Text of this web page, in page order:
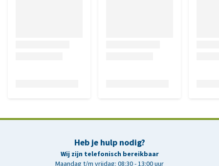
Heb je hulp nodig?
Wij zijn telefonisch bereikbaar
Maandag t/m vrijdag: 08:30 - 13:00 uur